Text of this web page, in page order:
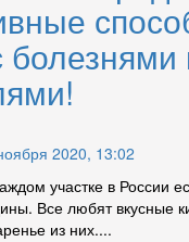
2020, 13:02
участке в России
Все любят вкусные
из них....